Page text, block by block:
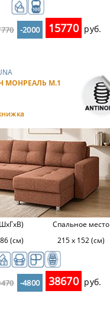
-2000 15770 руб.
МОНРЕАЛЬ М.1
(см)
Спальное место
215 x 152 (см)
-4800 38670 руб.